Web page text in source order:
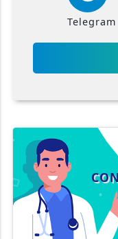
Telegram